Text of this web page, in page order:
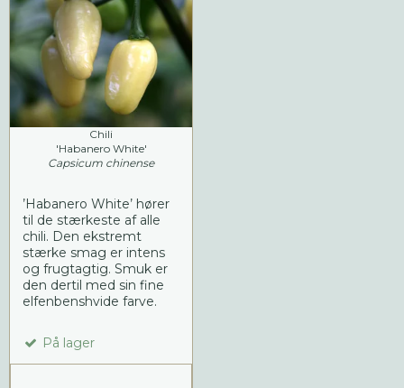
Chili
'Habanero White'
Capsicum chinense
’Habanero White’ hører
til de stærkeste af alle
chili. Den ekstremt
stærke smag er intens
og frugtagtig. Smuk er
den dertil med sin fine
elfenbenshvide farve.
På lager